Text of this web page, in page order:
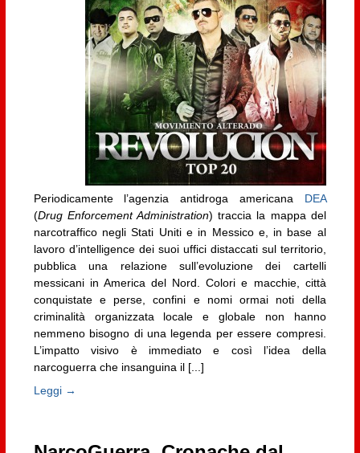
Periodicamente l’agenzia antidroga americana DEA
(Drug Enforcement Administration) traccia la mappa del
narcotraffico negli Stati Uniti e in Messico e, in base al
lavoro d’intelligence dei suoi uffici distaccati sul territorio,
pubblica una relazione sull’evoluzione dei cartelli
messicani in America del Nord. Colori e macchie, città
conquistate e perse, confini e nomi ormai noti della
criminalità organizzata locale e globale non hanno
nemmeno bisogno di una legenda per essere compresi.
L’impatto visivo è immediato e così l’idea della
narcoguerra che insanguina il [...]
Leggi →